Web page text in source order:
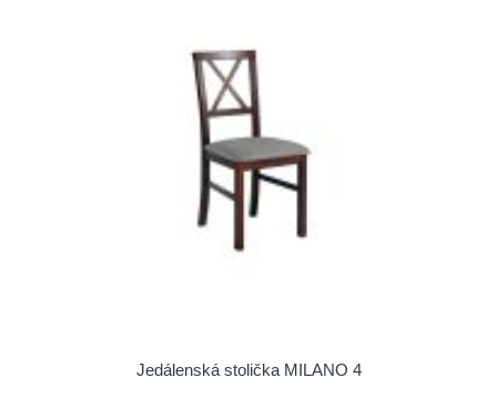
Jedálenská stolička MILANO 4